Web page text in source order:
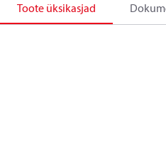
Toote üksikasjad